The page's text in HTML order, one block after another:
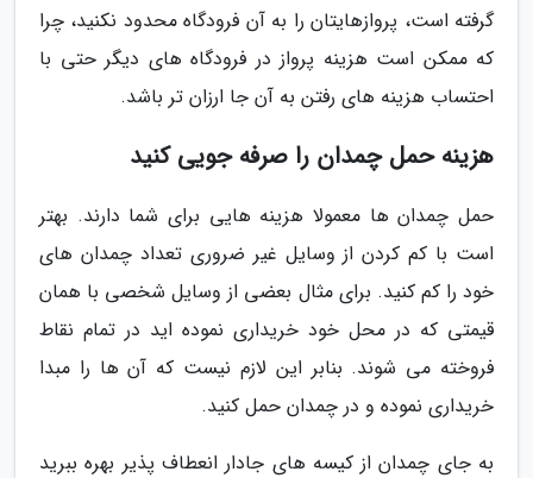
گرفته است، پروازهایتان را به آن فرودگاه محدود نکنید، چرا
که ممکن است هزینه پرواز در فرودگاه های دیگر حتی با
احتساب هزینه های رفتن به آن جا ارزان تر باشد.
هزینه حمل چمدان را صرفه جویی کنید
حمل چمدان ها معمولا هزینه هایی برای شما دارند. بهتر
است با کم کردن از وسایل غیر ضروری تعداد چمدان های
خود را کم کنید. برای مثال بعضی از وسایل شخصی با همان
قیمتی که در محل خود خریداری نموده اید در تمام نقاط
فروخته می شوند. بنابر این لازم نیست که آن ها را مبدا
خریداری نموده و در چمدان حمل کنید.
به جای چمدان از کیسه های جادار انعطاف پذیر بهره ببرید